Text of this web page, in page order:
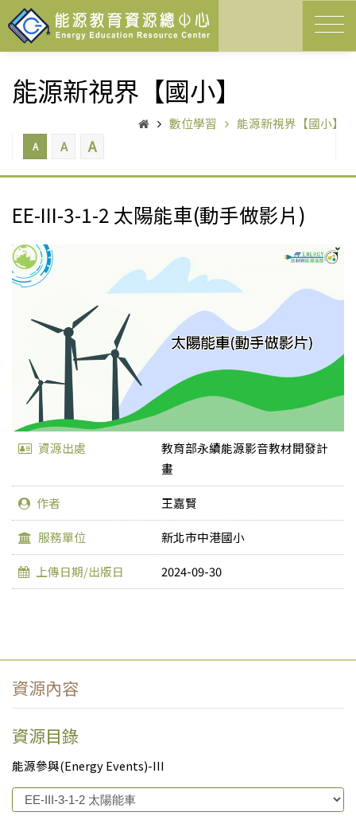
能源新視界【國小】
數位學習 能源新視界【國小】
A A A
EE-III-3-1-2 太陽能車(動手做影片)
資源出處
教育部永續能源影音教材開發計
畫
作者 王嘉賢
服務單位 新北市中港國小
上傳日期/出版日 2024-09-30
資源內容
資源目錄
能源參與(Energy Events)-III